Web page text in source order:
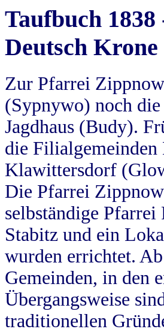
Taufbuch
Deutsch Krone
Zur Pfarrei
(Sypnywo) noch
Jagdhaus (Budy).
die
Klawittersdorf
Die Pfarrei
selbständige
Stabitz und ein
wurden errichtet.
Gemeinden, in den
Übergangsweise
traditionellen